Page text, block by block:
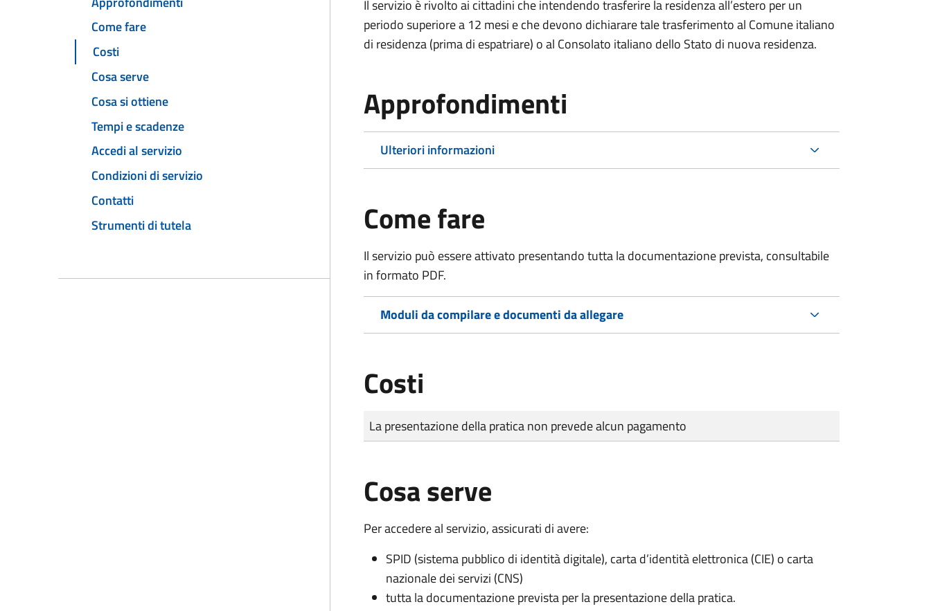
Come fare
Costi
Cosa serve
Cosa si ottiene
Tempi e scadenze
Accedi al servizio
Condizioni di servizio
Contatti
Strumenti di tutela
Il servizio è rivolto ai cittadini che intendendo trasferire la residenza all’estero per un
periodo superiore a 12 mesi e che devono dichiarare tale trasferimento al Comune italiano
di residenza (prima di espatriare) o al Consolato italiano dello Stato di nuova residenza.
Approfondimenti
Ulteriori informazioni
Come fare
Il servizio può essere attivato presentando tutta la documentazione prevista, consultabile
in formato PDF.
Moduli da compilare e documenti da allegare
Costi
Tipo di pagamento
Importo
La presentazione della pratica non prevede alcun pagamento
Cosa serve
Per accedere al servizio, assicurati di avere:
SPID (sistema pubblico di identità digitale), carta d’identità elettronica (CIE) o carta
nazionale dei servizi (CNS)
tutta la documentazione prevista per la presentazione della pratica.